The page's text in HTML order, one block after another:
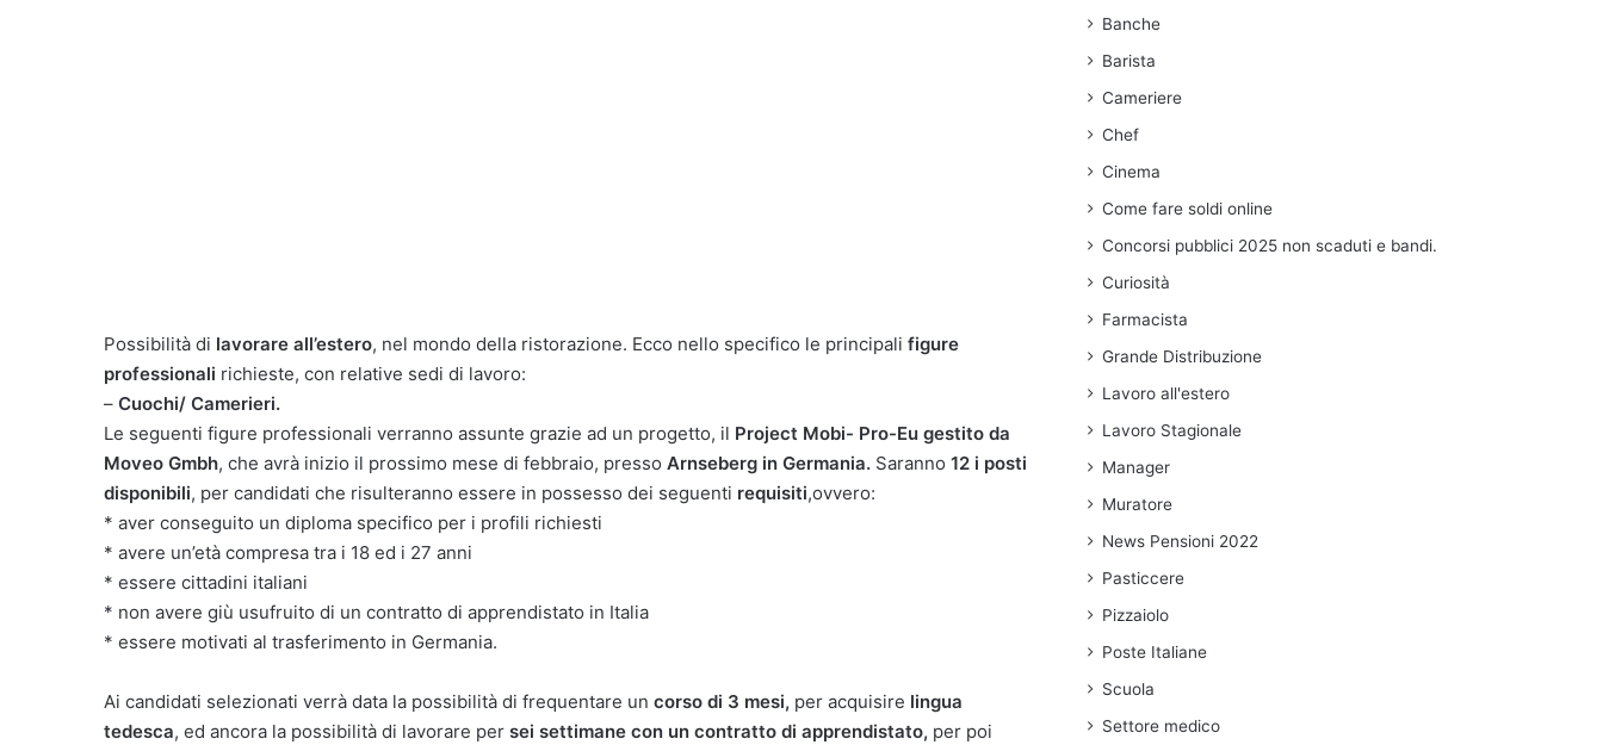
Possibilità di lavorare all’estero, nel mondo della ristorazione. Ecco nello specifico le principali figure
professionali richieste, con relative sedi di lavoro:
– Cuochi/ Camerieri.
Le seguenti figure professionali verranno assunte grazie ad un progetto, il Project Mobi- Pro-Eu gestito da
Moveo Gmbh, che avrà inizio il prossimo mese di febbraio, presso Arnseberg in Germania. Saranno 12 i posti
disponibili, per candidati che risulteranno essere in possesso dei seguenti requisiti,ovvero:
* aver conseguito un diploma specifico per i profili richiesti
* avere un’età compresa tra i 18 ed i 27 anni
* essere cittadini italiani
* non avere giù usufruito di un contratto di apprendistato in Italia
* essere motivati al trasferimento in Germania.
Ai candidati selezionati verrà data la possibilità di frequentare un corso di 3 mesi, per acquisire lingua
tedesca, ed ancora la possibilità di lavorare per sei settimane con un contratto di apprendistato, per poi
Banche
Barista
Cameriere
Chef
Cinema
Come fare soldi online
Concorsi pubblici 2025 non scaduti e bandi.
Curiosità
Farmacista
Grande Distribuzione
Lavoro all'estero
Lavoro Stagionale
Manager
Muratore
News Pensioni 2022
Pasticcere
Pizzaiolo
Poste Italiane
Scuola
Settore medico